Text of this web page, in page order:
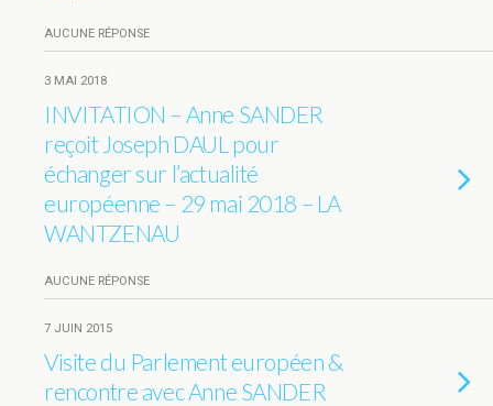
AUCUNE RÉPONSE
3 MAI 2018
INVITATION – Anne SANDER
reçoit Joseph DAUL pour
échanger sur l’actualité
européenne – 29 mai 2018 – LA
WANTZENAU
AUCUNE RÉPONSE
7 JUIN 2015
Visite du Parlement européen &
rencontre avec Anne SANDER